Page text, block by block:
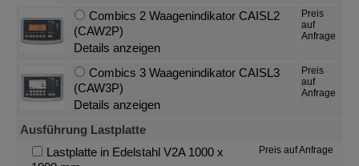
Combics 2 Waagenindikator CAISL2
(CAW2P)
Details anzeigen
Preis
auf
Anfrage
Combics 3 Waagenindikator CAISL3
(CAW3P)
Details anzeigen
Preis
auf
Anfrage
Ausführung Lastplatte
Lastplatte in Edelstahl V2A 1000 x
Preis auf Anfrage